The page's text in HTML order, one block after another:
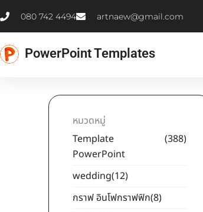
to
080 742 4494 artnaew@gmail.com
PowerPoint Templates
หมวดหมู่
Template
PowerPoint
(388)
wedding(12)
กราฟ อินโฟกราฟฟิก(8)